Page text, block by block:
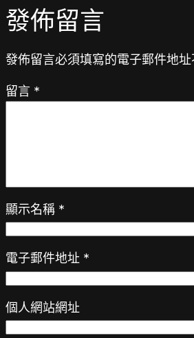
發佈留言
發佈留言必須填寫的電子郵件地址
留言 *
顯示名稱 *
電子郵件地址 *
個人網站網址